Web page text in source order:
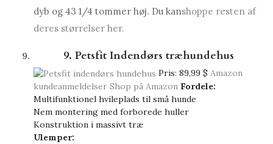
dyb og 43 1/4 tommer høj. Du kanshoppe resten af ​​
deres størrelser her.
9. Petsfit Indendørs træhundehus
Pris: 89,99 $ Amazon
kundeanmeldelser Shop på Amazon Fordele:
Multifunktionel hvileplads til små hunde
Nem montering med forborede huller
Konstruktion i massivt træ
Ulemper: